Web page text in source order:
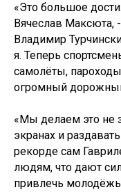
«Это большое
Вячеслав Максюта,
Владимир
я. Теперь
самолёты,
огромный
«Мы делаем это не
экранах и
рекорде сам
людям, что дают
привлечь